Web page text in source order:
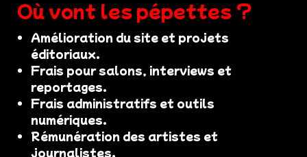
Où vont les pépettes ?
Amélioration du site et projets
éditoriaux.
Frais pour salons, interviews et
reportages.
Frais administratifs et outils
numériques.
Rémunération des artistes et
journalistes.